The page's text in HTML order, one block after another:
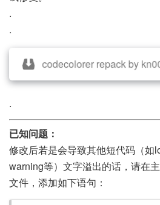
.
.
codecolorer repack by
.
已知问题：
修改后若是会导致其他短代码（如
warning等）文字溢出的话，请在
文件，添加如下语句：